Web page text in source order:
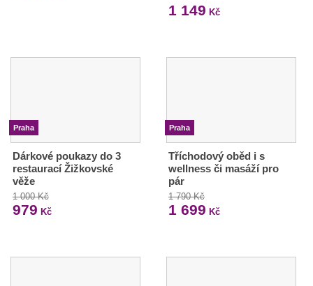
1 149 Kč
Praha
Dárkové poukazy do 3
restaurací Žižkovské
věže
1 000 Kč
979 Kč
Praha
Tříchodový oběd i s
wellness či masáží pro
pár
1 790 Kč
1 699 Kč